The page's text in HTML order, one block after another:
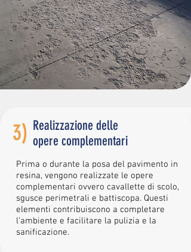
3) Realizzazione delle
opere complementari
Prima o durante la posa del pavimento in
resina, vengono realizzate le opere
complementari ovvero cavallette di scolo,
sgusce perimetrali e battiscopa. Questi
elementi contribuiscono a completare
l’ambiente e facilitare la pulizia e la
sanificazione.